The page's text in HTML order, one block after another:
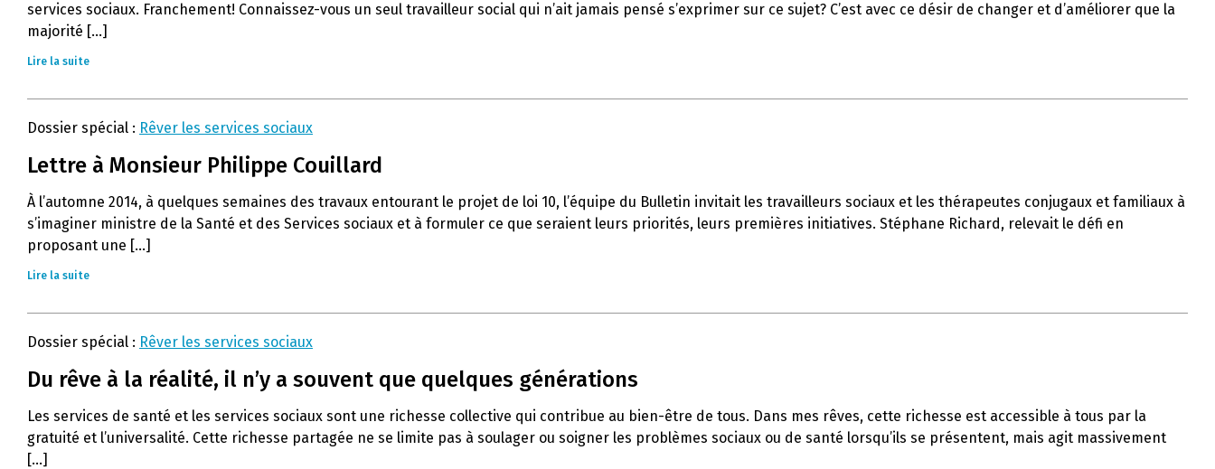
services sociaux. Franchement! Connaissez-vous un seul travailleur social qui n’ait jamais pensé s’exprimer sur ce sujet? C’est avec ce désir de changer et d’améliorer que la
majorité [...]
Lire la suite
Dossier spécial : Rêver les services sociaux
Lettre à Monsieur Philippe Couillard
À l’automne 2014, à quelques semaines des travaux entourant le projet de loi 10, l’équipe du Bulletin invitait les travailleurs sociaux et les thérapeutes conjugaux et familiaux à
s’imaginer ministre de la Santé et des Services sociaux et à formuler ce que seraient leurs priorités, leurs premières initiatives. Stéphane Richard, relevait le défi en
proposant une [...]
Lire la suite
Dossier spécial : Rêver les services sociaux
Du rêve à la réalité, il n’y a souvent que quelques générations
Les services de santé et les services sociaux sont une richesse collective qui contribue au bien-être de tous. Dans mes rêves, cette richesse est accessible à tous par la
gratuité et l’universalité. Cette richesse partagée ne se limite pas à soulager ou soigner les problèmes sociaux ou de santé lorsqu’ils se présentent, mais agit massivement
[...]